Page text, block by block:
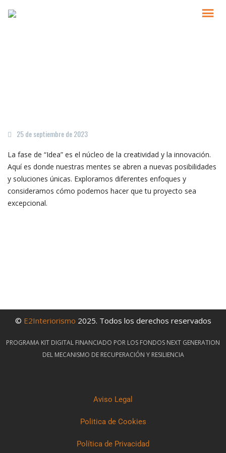
25 de septiembre de 2023
La fase de “Idea” es el núcleo de la creatividad y la innovación.
Aquí es donde nuestras mentes se abren a nuevas posibilidades
y soluciones únicas. Exploramos diferentes enfoques y
consideramos cómo podemos hacer que tu proyecto sea
excepcional.
© E2Interiorismo 2025. Todos los derechos reservados
PROGRAMA KIT DIGITAL FINANCIADO POR LOS FONDOS NEXT GENERATION
DEL MECANISMO DE RECUPERACIÓN Y RESILIENCIA
Aviso Legal
Politica de Cookies
Política de Privacidad